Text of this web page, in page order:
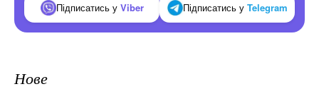
Підписатись у Viber Підписатись у Telegram
Нове